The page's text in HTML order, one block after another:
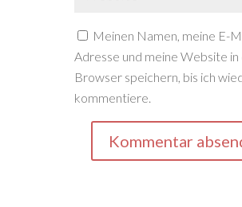
Meinen Namen, meine E-
Adresse und meine Website in
Browser speichern, bis ich
kommentiere.